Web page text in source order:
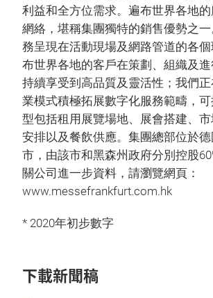
利益和全方位需求。遍布世界各地
網絡，堪稱集團獨特的銷售優勢之
務呈現在活動現場及網路管道的各
布世界各地的客戶在策劃、組織及
持續享受到高品質及靈活性；我們
業模式積極拓展數字化服務範疇，
型包括租用展覽場地、展會搭建、
安排以及餐飲供應。集團總部位於
市，由該市和黑森州政府分別控股
關公司進一步資料，請瀏覽網頁：
www.messefrankfurt.com.hk
* 2020年初步數字
下載新聞稿